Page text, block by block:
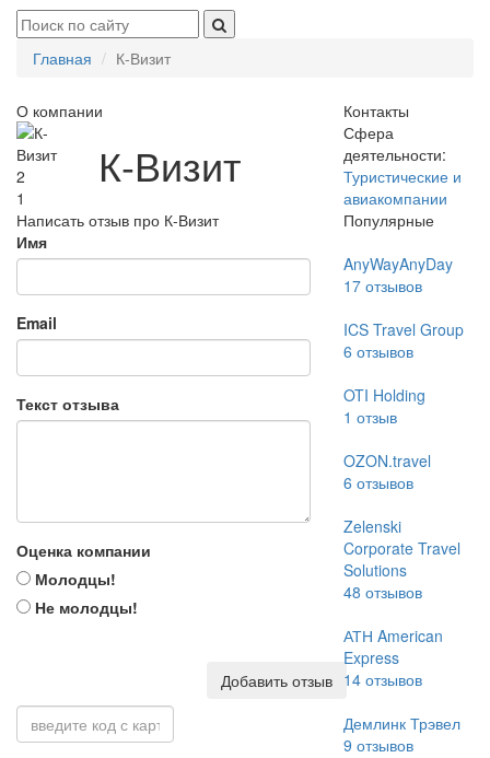
Главная К-Визит
О компании
2
1
К-Визит
Написать отзыв про К-Визит
Имя
Email
Текст отзыва
Оценка компании
Молодцы!
Не молодцы!
Добавить отзыв
Контакты
Сфера
деятельности:
Туристические и
авиакомпании
Популярные
AnyWayAnyDay
17отзывов
ICS Travel Group
6 отзывов
OTI Holding
1 отзыв
OZON.travel
6 отзывов
Zelenski
Corporate Travel
Solutions
48 отзывов
АТН American
Express
14отзывов
Демлинк Трэвел
9 отзывов